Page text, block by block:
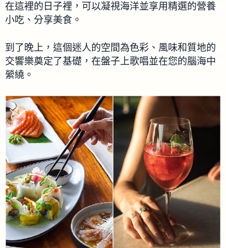
在這裡的日子裡，可以凝視海洋並享用精選的營養
小吃、分享美食。
到了晚上，這個迷人的空間為色彩、風味和質地的
交響樂奠定了基礎，在盤子上歌唱並在您的腦海中
縈繞。